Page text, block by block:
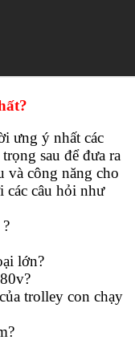
ưng ý nhất các
sau để đưa ra
và công năng cho
các câu hỏi như
lớn?
trolley con chạy